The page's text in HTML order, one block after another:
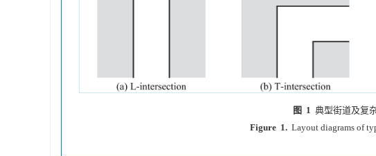
图 1 典型街道及复
Figure 1. Layout diagrams of